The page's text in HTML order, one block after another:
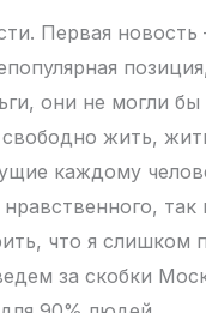
Первая
они не могли
жить,
каждому
так
что я
за скобки